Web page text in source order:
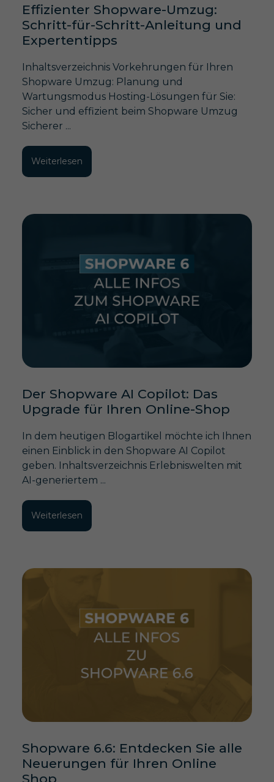
Effizienter Shopware-Umzug:
Schritt-für-Schritt-Anleitung und
Expertentipps
Inhaltsverzeichnis Vorkehrungen für Ihren
Shopware Umzug: Planung und
Wartungsmodus Hosting-Lösungen für Sie:
Sicher und effizient beim Shopware Umzug
Sicherer ...
Weiterlesen
Der Shopware AI Copilot: Das
Upgrade für Ihren Online-Shop
In dem heutigen Blogartikel möchte ich Ihnen
einen Einblick in den Shopware AI Copilot
geben. Inhaltsverzeichnis Erlebniswelten mit
AI-generiertem ...
Weiterlesen
Shopware 6.6: Entdecken Sie alle
Neuerungen für Ihren Online
Shop